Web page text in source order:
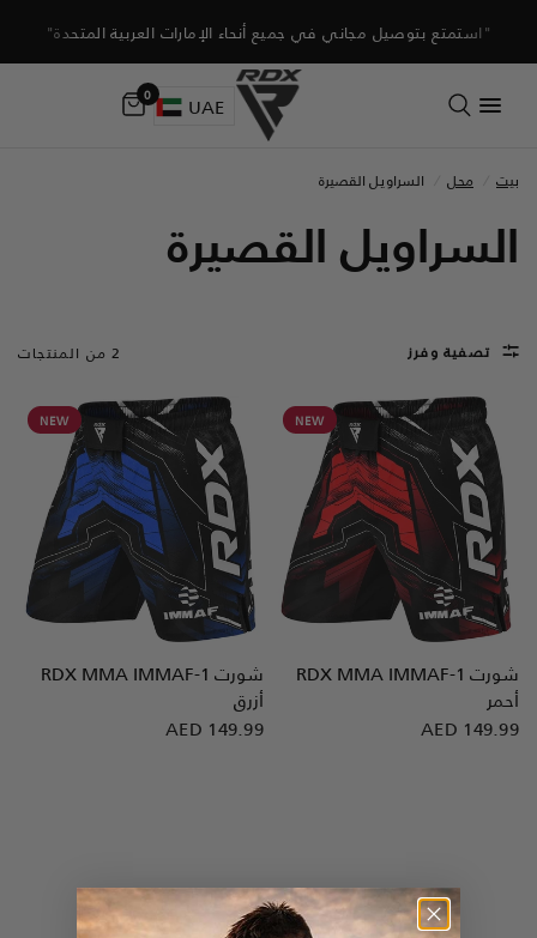
"استمتع بتوصيل مجاني في جميع أنحاء الإمارات العربية المتحدة"
UAE
0
بيت محل السراويل القصيرة
السراويل القصيرة
تصفية وفرز 2 من المنتجات
NEW
نظرة سريعة شورت RDXMMA IMMAF-1
أحمر
AED 149.99
NEW
نظرة سريعة شورت RDXMMA IMMAF-1
أزرق
AED 149.99